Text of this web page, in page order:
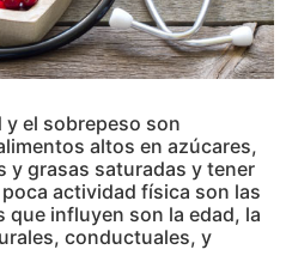
y el sobrepeso son
altos en azúcares,
y grasas saturadas y tener
actividad física son las
influyen son la edad, la
conductuales, y